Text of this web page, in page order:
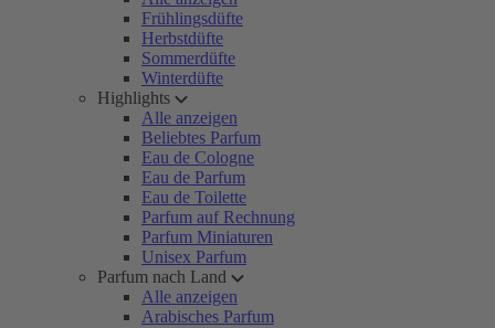
Frühlingsdüfte
Herbstdüfte
Sommerdüfte
Winterdüfte
Highlights
Alle anzeigen
Beliebtes Parfum
Eau de Cologne
Eau de Parfum
Eau de Toilette
Parfum auf Rechnung
Parfum Miniaturen
Unisex Parfum
Parfum nach Land
Alle anzeigen
Arabisches Parfum